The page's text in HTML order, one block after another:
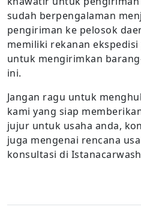
sudah berpengalaman
pengiriman ke pelosok
memiliki rekanan
untuk mengirimkan
ini.
Jangan ragu untuk
kami yang siap
jujur untuk usaha anda,
juga mengenai rencana
konsultasi di Istanacarwash